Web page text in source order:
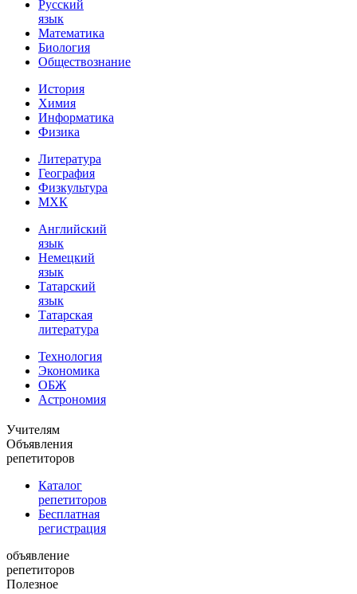
Русский
язык
Математика
Биология
Обществознание
История
Химия
Информатика
Физика
Литература
География
Физкультура
МХК
Английский
язык
Немецкий
язык
Татарский
язык
Татарская
литература
Технология
Экономика
ОБЖ
Астрономия
Учителям
Объявления
репетиторов
Каталог
репетиторов
Бесплатная
регистрация
объявление
репетиторов
Полезное